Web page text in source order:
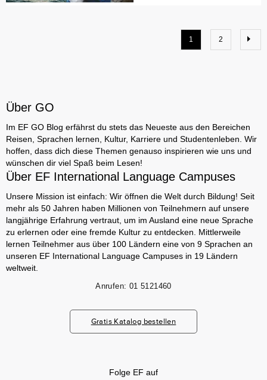
1 2
Über GO
Im EF GO Blog erfährst du stets das Neueste aus den Bereichen
Reisen, Sprachen lernen, Kultur, Karriere und Studentenleben. Wir
hoffen, dass dich diese Themen genauso inspirieren wie uns und
wünschen dir viel Spaß beim Lesen!
Über EF International Language Campuses
Unsere Mission ist einfach: Wir öffnen die Welt durch Bildung! Seit
mehr als 50 Jahren haben Millionen von Teilnehmern auf unsere
langjährige Erfahrung vertraut, um im Ausland eine neue Sprache
zu erlernen oder eine fremde Kultur zu entdecken. Mittlerweile
lernen Teilnehmer aus über 100 Ländern eine von 9 Sprachen an
unseren EF International Language Campuses in 19 Ländern
weltweit.
Anrufen: 01 5121460
Gratis Katalog bestellen
Folge EF auf